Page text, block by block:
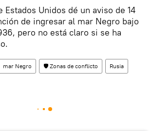
Estados Unidos dé un aviso de 14
de ingresar al mar Negro bajo
pero no está claro si se ha
mar Negro 🛡️ Zonas de conflicto Rusia